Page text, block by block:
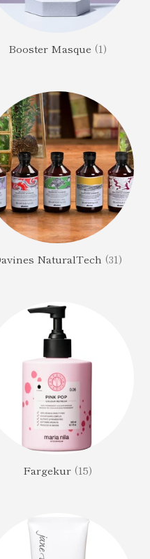
Booster Masque (1)
NaturalTech (31)
Fargekur (15)